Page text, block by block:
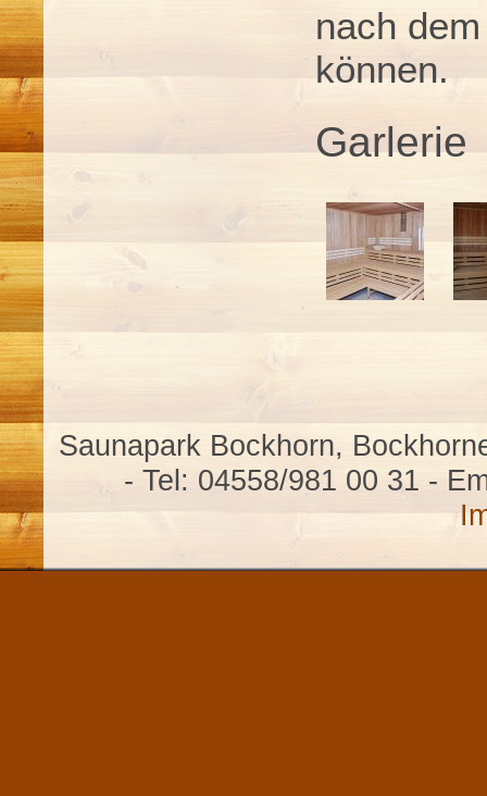
nach
können.
Garlerie
Saunapark Bockhorn,
- Tel: 04558/981 00 31 -